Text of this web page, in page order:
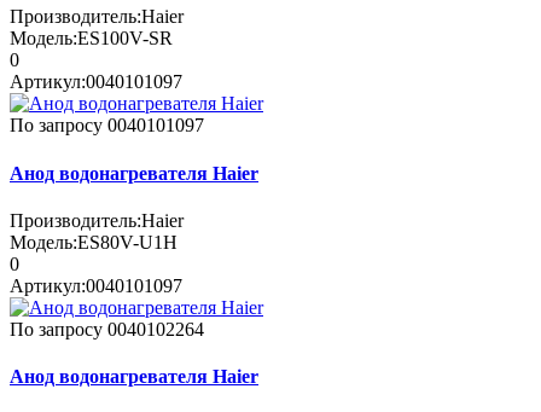
Производитель:Haier
Модель:ES100V-SR
0
Артикул:0040101097
По запросу 0040101097
Анод водонагревателя Haier
Производитель:Haier
Модель:ES80V-U1H
0
Артикул:0040101097
По запросу 0040102264
Анод водонагревателя Haier